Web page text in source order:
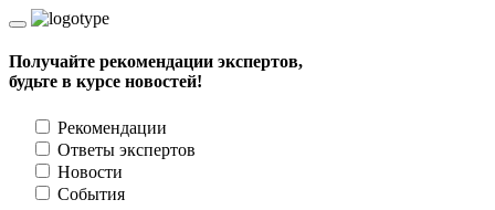
Получайте рекомендации экспертов,
будьте в курсе новостей!
Рекомендации
Ответы экспертов
Новости
События